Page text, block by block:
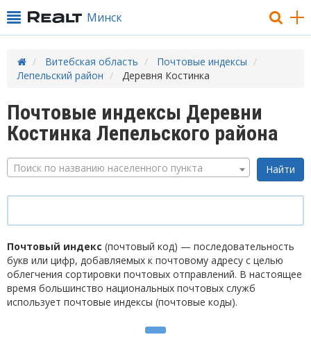
Минск
Витебская область
Почтовые индексы
Лепельский район
Деревня Костинка
Почтовые индексы Деревни
Костинка Лепельского района
Поиск по названию населенного пункта
Почтовый индекс (почтовый код) — последовательность
букв или цифр, добавляемых к почтовому адресу с целью
облегчения сортировки почтовых отправлений. В настоящее
время большинство национальных почтовых служб
использует почтовые индексы (почтовые коды).